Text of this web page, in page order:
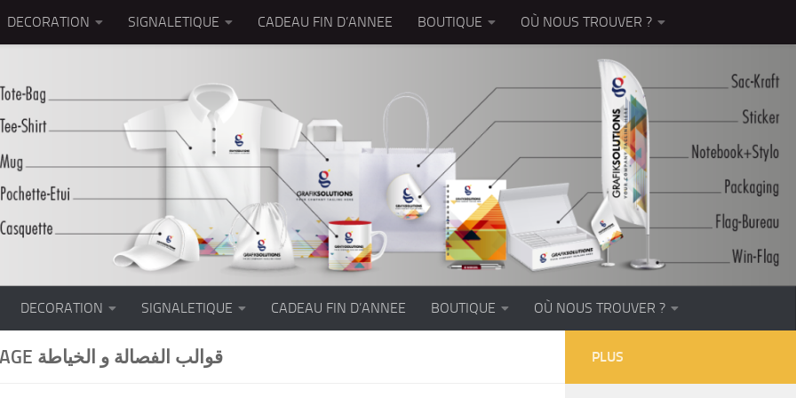
DECORATION SIGNALETIQUE CADEAU FIN D’ANNEE BOUTIQUE OÙ NOUS TROUVER ?
DECORATION SIGNALETIQUE CADEAU FIN D’ANNEE BOUTIQUE OÙ NOUS TROUVER ?
PATRONAGE قوالب الفصالة و الخياطة PLUS